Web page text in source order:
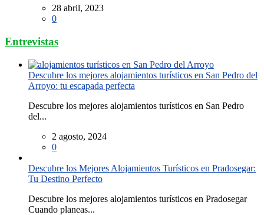
28 abril, 2023
0
Entrevistas
Descubre los mejores alojamientos turísticos en San Pedro del
Arroyo: tu escapada perfecta
Descubre los mejores alojamientos turísticos en San Pedro
del...
2 agosto, 2024
0
Descubre los Mejores Alojamientos Turísticos en Pradosegar:
Tu Destino Perfecto
Descubre los mejores alojamientos turísticos en Pradosegar
Cuando planeas...